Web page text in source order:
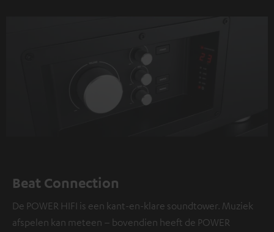
Beat Connection
De POWER HIFI is een kant-en-klare soundtower. Muziek
afspelen kan meteen – bovendien heeft de POWER